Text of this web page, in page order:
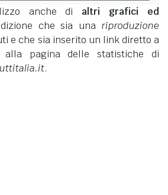
anche di altri grafici ed
che sia una riproduzione
e che sia inserito un link diretto a
pagina delle statistiche di
.